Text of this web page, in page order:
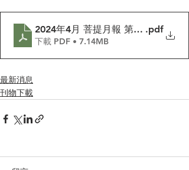
2024年4月 菩提月報 第458期
.pdf
下載 PDF • 7.14MB
最新消息
刊物下載